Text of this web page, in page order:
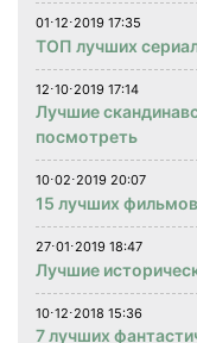
01⋅12⋅2019 17:35
ТОП лучших
12⋅10⋅2019 17:14
Лучшие
посмотреть
10⋅02⋅2019 20:07
15 лучших
27⋅01⋅2019 18:47
Лучшие
10⋅12⋅2018 15:36
7 лучших